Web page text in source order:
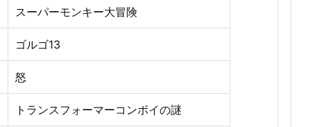
スーパーモンキー大冒険
ゴルゴ13
怒
トランスフォーマーコンボイの謎